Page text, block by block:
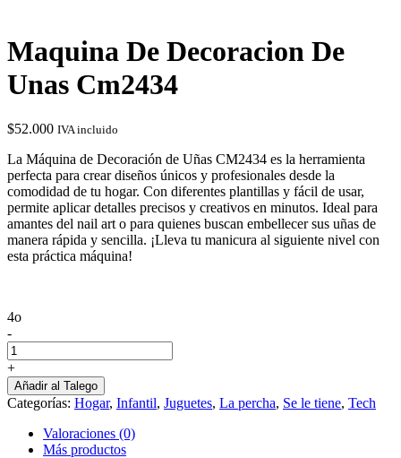
Maquina De Decoracion De
Unas Cm2434
$52.000 IVA incluido
La Máquina de Decoración de Uñas CM2434 es la herramienta
perfecta para crear diseños únicos y profesionales desde la
comodidad de tu hogar. Con diferentes plantillas y fácil de usar,
permite aplicar detalles precisos y creativos en minutos. Ideal para
amantes del nail art o para quienes buscan embellecer sus uñas de
manera rápida y sencilla. ¡Lleva tu manicura al siguiente nivel con
esta práctica máquina!
4o
-
Maquina
De
Decoracion
De
Unas
Cm2434
cantidad
+
Añadir al Talego
Categorías: Hogar, Infantil, Juguetes, La percha, Se le tiene, Tech
Valoraciones (0)
Más productos